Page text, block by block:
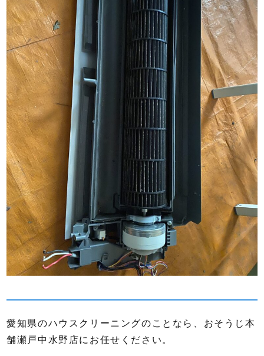
愛知県のハウスクリーニングのことなら、おそうじ本
舗瀬戸中水野店にお任せください。